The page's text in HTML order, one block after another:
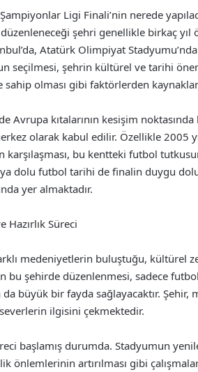
Ligi Finali’nin nerede
şehri genellikle birkaç yıl
Atatürk Olimpiyat
seçilmesi, şehrin kültürel ve tarihi
olması gibi faktörlerden
Avrupa kıtalarının kesişim
olarak kabul edilir. Özellikle 2005
karşılaşması, bu kentteki futbol
dolu futbol tarihi de finalin duygu
yer almaktadır.
Süreci
medeniyetlerin buluştuğu, kültürel
bu şehirde düzenlenmesi, sadece
büyük bir fayda sağlayacaktır.
ilgisini çekmektedir.
başlamış durumda. Stadyumun
önlemlerinin artırılması gibi